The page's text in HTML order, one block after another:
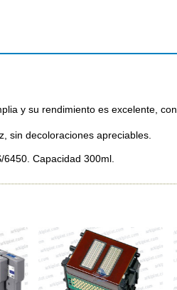
y su rendimiento es excelente, con
sin decoloraciones apreciables.
Capacidad 300ml.